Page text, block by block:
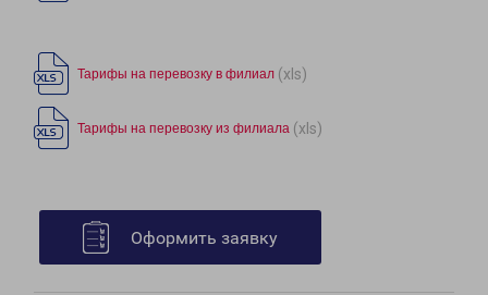
Тарифы на перевозку в филиал (xls)
Тарифы на перевозку из филиала (xls)
Оформить заявку